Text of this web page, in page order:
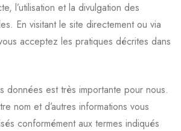
l’utilisation et la divulgation des
En visitant le site directement ou via
acceptez les pratiques décrites dans
données est très importante pour nous.
nom et d’autres informations vous
conformément aux termes indiqués